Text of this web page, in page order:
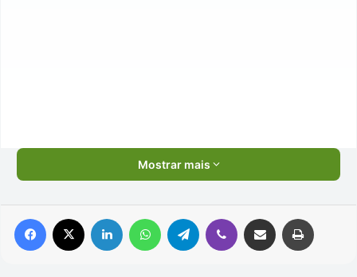
Mostrar mais
Facebook Linkedin WhatsAppTelegram Viber Compartilhar via e-mail